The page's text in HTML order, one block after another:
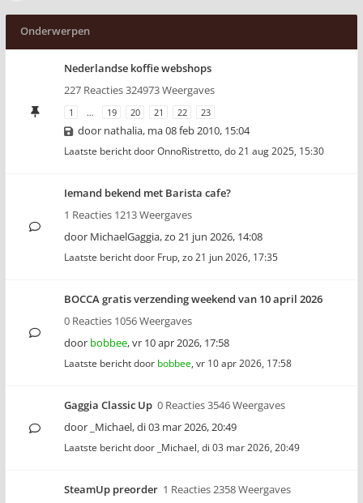
Onderwerpen
Nederlandse koffie webshops
227 Reacties 324973 Weergaves
1 … 19 20 21 22 23
door nathalia, ma 08 feb 2010, 15:04
Laatste bericht doorOnnoRistretto, do 21 aug 2025, 15:30
Iemand bekend met Barista cafe?
1 Reacties 1213 Weergaves
door MichaelGaggia,zo 21 jun 2026, 14:08
Laatste bericht door Frup, zo 21 jun 2026, 17:35
BOCCA gratis verzending weekend van 10 april 2026
0 Reacties 1056 Weergaves
door bobbee,vr 10 apr 2026, 17:58
Laatste bericht door bobbee, vr 10 apr 2026, 17:58
Gaggia Classic Up 0 Reacties 3546 Weergaves
door _Michael,di 03 mar 2026, 20:49
Laatste bericht door _Michael, di 03 mar 2026, 20:49
SteamUp preorder 1 Reacties 2358 Weergaves